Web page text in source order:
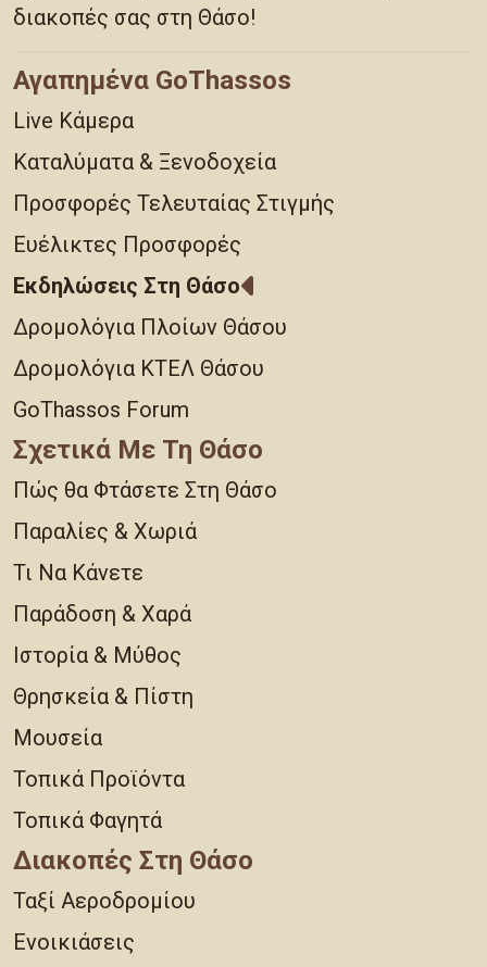
διακοπές σας στη Θάσο!
Αγαπημένα GoThassos
Live Κάμερα
Καταλύματα & Ξενοδοχεία
Προσφορές Τελευταίας Στιγμής
Ευέλικτες Προσφορές
Εκδηλώσεις Στη Θάσο
Δρομολόγια Πλοίων Θάσου
Δρομολόγια ΚΤΕΛ Θάσου
GoThassos Forum
Σχετικά Με Τη Θάσο
Πώς θα Φτάσετε Στη Θάσο
Παραλίες & Χωριά
Τι Να Κάνετε
Παράδοση & Χαρά
Ιστορία & Μύθος
Θρησκεία & Πίστη
Μουσεία
Τοπικά Προϊόντα
Τοπικά Φαγητά
Διακοπές Στη Θάσο
Ταξί Αεροδρομίου
Ενοικιάσεις